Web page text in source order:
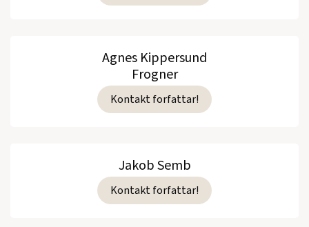
Agnes Kippersund
Frogner
Kontakt forfattar!
Jakob Semb
Kontakt forfattar!